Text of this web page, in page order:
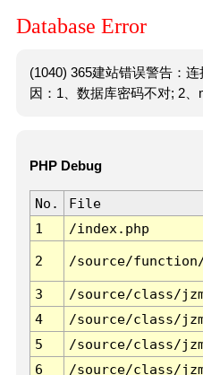
Database Error
(1040) 365建站错误警告：
因：1、数据库密码不对; 2、
PHP Debug
No. File
1
/index.php
2 /source/
3 /source/class/
4
/source/class/
5
/source/class/
6
/source/class/